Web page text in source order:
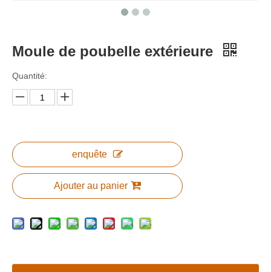
Moule de poubelle extérieure
Quantité:
enquête
Ajouter au panier